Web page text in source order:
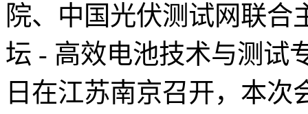
院、中国光伏测试网联合
坛 - 高效电池技术与测试
日在江苏南京召开，本